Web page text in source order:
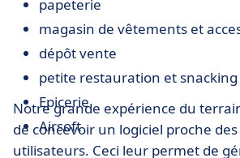
papeterie
magasin de vêtements et
dépôt vente
petite restauration et snacking
Epicerie
Airsoft
Notre grande expérience du
de concevoir un logiciel proche
utilisateurs. Ceci leur permet de